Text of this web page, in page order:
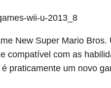
New Super Mario
compatível com as
é praticamente um novo